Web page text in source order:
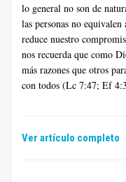
lo general no son de
las personas no
reduce nuestro
nos recuerda que como
más razones que otros
con todos (Lc 7:47; Ef
Ver artículo completo